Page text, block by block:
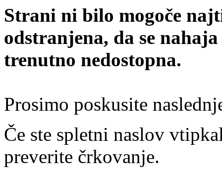
Strani ni bilo mogoče
odstranjena, da se
trenutno nedostopna.
Prosimo poskusite
Če ste spletni naslov
preverite črkovanje.